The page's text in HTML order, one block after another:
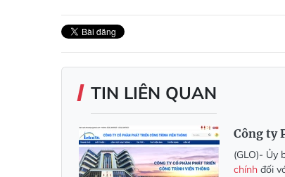
TIN LIÊN QUAN
Công ty
(GLO)- Ủy
chính đối